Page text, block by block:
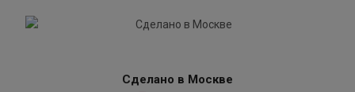
Сделано в Москве